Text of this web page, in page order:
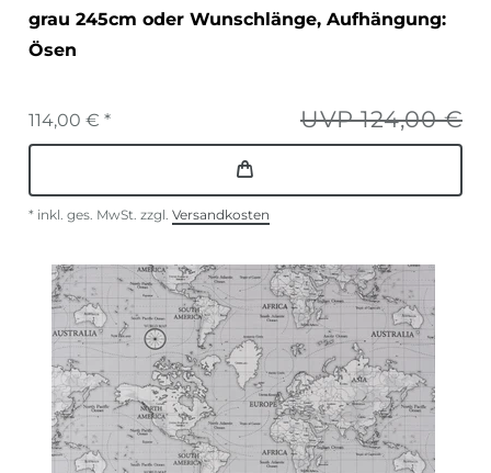
grau 245cm oder Wunschlänge, Aufhängung:
Ösen
UVP 124,00 €
114,00 € *
* inkl. ges. MwSt. zzgl. Versandkosten